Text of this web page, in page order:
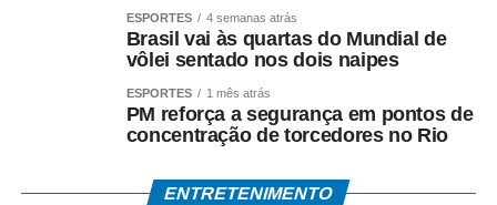
ESPORTES 4 semanas atrás
Brasil vai às quartas do Mundial de
vôlei sentado nos dois naipes
ESPORTES 1 mês atrás
PM reforça a segurança em pontos de
concentração de torcedores no Rio
ENTRETENIMENTO